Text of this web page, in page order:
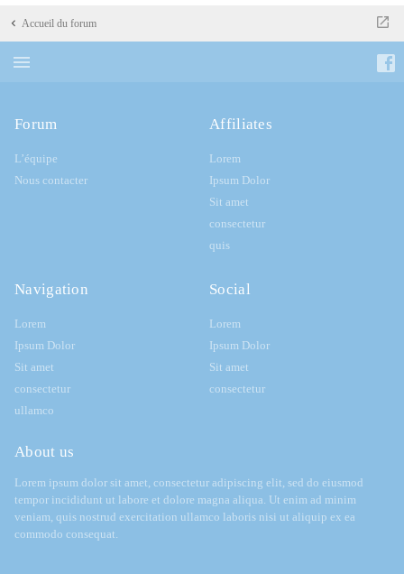
Accueil du forum
Forum
L’équipe
Nous contacter
Affiliates
Lorem
Ipsum Dolor
Sit amet
consectetur
quis
Navigation
Lorem
Ipsum Dolor
Sit amet
consectetur
ullamco
Social
Lorem
Ipsum Dolor
Sit amet
consectetur
About us
Lorem ipsum dolor sit amet, consectetur adipiscing elit, sed do eiusmod
tempor incididunt ut labore et dolore magna aliqua. Ut enim ad minim
veniam, quis nostrud exercitation ullamco laboris nisi ut aliquip ex ea
commodo consequat.